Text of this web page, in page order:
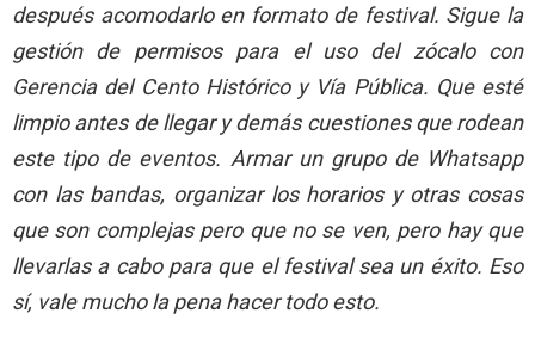
después acomodarlo en formato de festival. Sigue la
gestión de permisos para el uso del zócalo con
Gerencia del Cento Histórico y Vía Pública. Que esté
limpio antes de llegar y demás cuestiones que rodean
este tipo de eventos. Armar un grupo de Whatsapp
con las bandas, organizar los horarios y otras cosas
que son complejas pero que no se ven, pero hay que
llevarlas a cabo para que el festival sea un éxito. Eso
sí, vale mucho la pena hacer todo esto.